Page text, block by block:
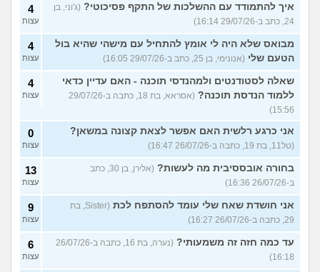
איך להתמודד עם ההשלכות של התקף פסיכוטי? (ג'וני, בן
24, כתב ב-29/07/26 16:14)
4
עצות
מבואס שלא היה לי אומץ להתחיל עם מישהי שהיא בול
הטעם שלי (אנונימי, בן 25, כתב ב-29/07/26 16:05)
4
עצות
שאלה לסטודנטים ולמהנדסי תוכנה - האם עדיין כדאי
ללמוד הנדסת תוכנה?
(אסראא, בת 18, כתבה ב-29/07/26
15:56)
4
עצות
אני כרגע רלשית האם אפשר לצאת קצונה במשאן?
(טל11, בת 19, כתבה ב-26/07/26 16:47)
0
עצות
בחורה אובססיבית מה לעשות?
(אלירן, בן 30, כתב
ב-26/07/26 16:36)
13
עצות
אני חושדת שאח שלי עומד להסתפח לכת
(Sister, בת
29, כתבה ב-26/07/26 16:27)
9
עצות
עד כמה חזה זה משמעותי?
(נערה, בת 16, כתבה ב-26/07/26
16:18)
6
עצות